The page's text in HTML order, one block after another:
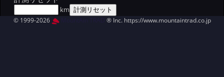
km
© 1999-2026 MountAin TRAD ® Inc. https://www.mountaintrad.co.jp